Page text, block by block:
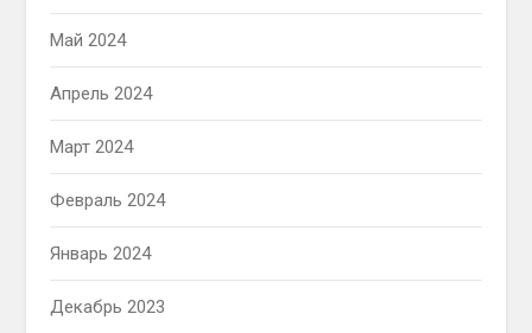
Май 2024
Апрель 2024
Март 2024
Февраль 2024
Январь 2024
Декабрь 2023